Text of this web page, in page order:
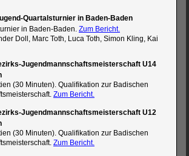
Quartalsturnier in Baden-Baden
in Baden-Baden. Zum Bericht.
Doll, Marc Toth, Luca Toth, Simon Kling, Kai
Jugendmannschaftsmeisterschaft U14
(30 Minuten). Qualifikation zur Badischen
Zum Bericht.
Jugendmannschaftsmeisterschaft U12
(30 Minuten). Qualifikation zur Badischen
Zum Bericht.